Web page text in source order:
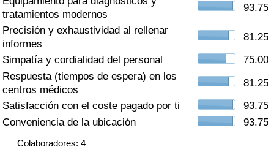
tratamientos modernos
93.75
Precisión y exhaustividad al rellenar
informes
81.25
Simpatía y cordialidad del personal
75.00
Respuesta (tiempos de espera) en los
centros médicos
81.25
Satisfacción con el coste pagado por ti
93.75
Conveniencia de la ubicación
93.75
Colaboradores: 4
Índice de criminalidad por país
Sanidad
Índice de Sanidad (Actual)
Índice de Sanidad